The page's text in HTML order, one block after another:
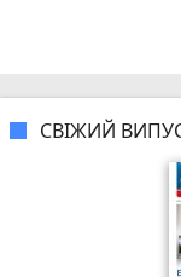
СВІЖИЙ